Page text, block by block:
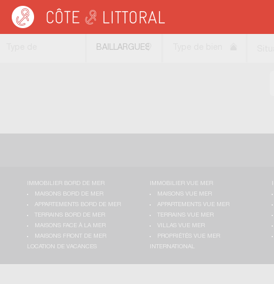
Côte & Littoral > Immobilier de luxe>Maisons de luxe
BAILLARGUES
IMMOBILIER BORD DE MER
MAISONS BORD DE MER
APPARTEMENTS BORD DE MER
TERRAINS BORD DE MER
MAISONS FACE À LA MER
MAISONS FRONT DE MER
IMMOBILIER VUE MER
MAISONS VUE MER
APPARTEMENTS VUE MER
TERRAINS VUE MER
VILLAS VUE MER
PROPRIÉTÉS VUE MER
LOCATION DE VACANCES
INTERNATIONAL